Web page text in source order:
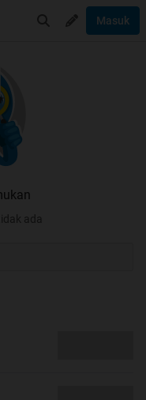
Masuk
ada